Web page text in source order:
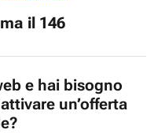
il 146
e hai bisogno
un’offerta